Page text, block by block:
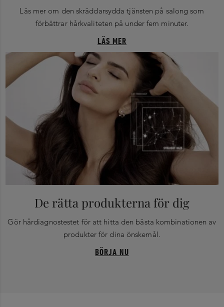
Läs mer om den skräddarsydda tjänsten på salong som
förbättrar hårkvaliteten på under fem minuter.
LÄS MER
De rätta produkterna för dig
Gör hårdiagnostestet för att hitta den bästa kombinationen av
produkter för dina önskemål.
BÖRJA NU